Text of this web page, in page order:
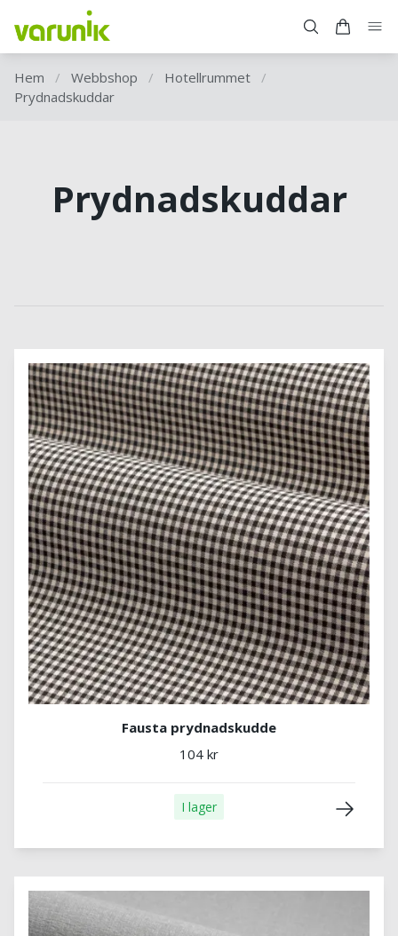
Hem / Webbshop / Hotellrummet /
Prydnadskuddar
Prydnadskuddar
Fausta prydnadskudde
104 kr
I lager